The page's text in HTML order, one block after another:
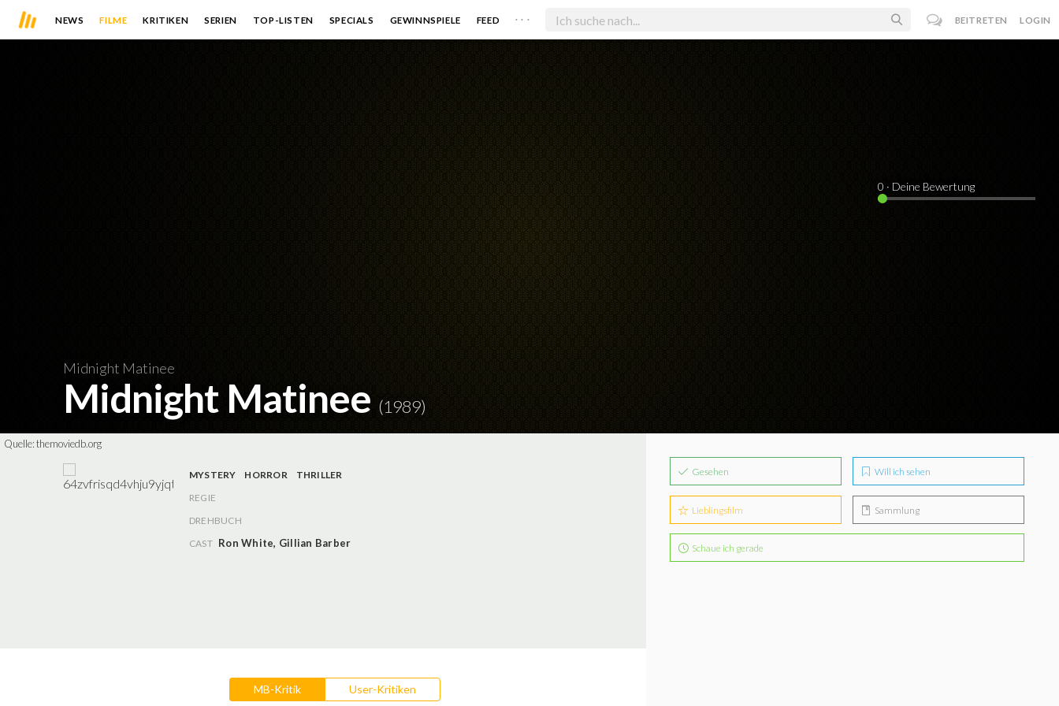
NEWS FILME KRITIKEN SERIEN TOP-LISTEN SPECIALS GEWINNSPIELE FEED . . . BEITRETEN LOGIN
Midnight Matinee
Midnight Matinee (1989)
0 · Deine Bewertung
Quelle:themoviedb.org
MYSTERY HORROR
THRILLER
REGIE
DREHBUCH
CAST Ron White, Gillian Barber
MB-Kritik User-Kritiken
Gesehen Will ich sehen
Lieblingsfilm Sammlung
Schaue ich gerade